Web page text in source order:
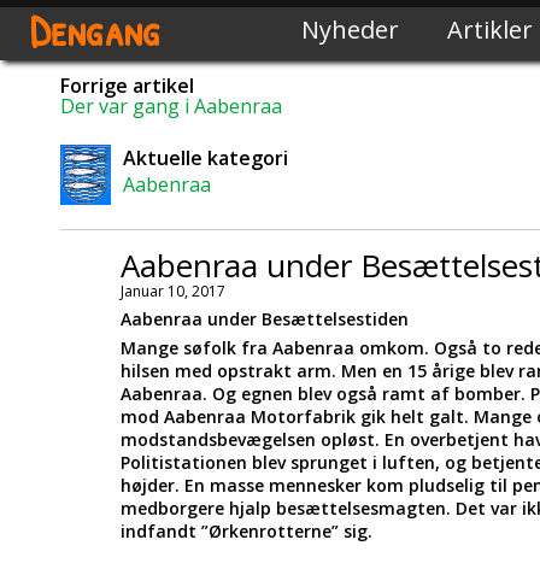
Dengang Nyheder Artikler
Forrige artikel
Der var gang i Aabenraa
Aktuelle kategori
Aabenraa
Aabenraa under
Januar 10, 2017
Aabenraa under Besættelsestiden
Mange søfolk fra Aabenraa omkom. Også to
hilsen med opstrakt arm. Men en 15 årige blev
Aabenraa. Og egnen blev også ramt af bomber.
mod Aabenraa Motorfabrik gik helt galt. Mange
modstandsbevægelsen opløst. En overbetjent
Politistationen blev sprunget i luften, og
højder. En masse mennesker kom pludselig til
medborgere hjalp besættelsesmagten. Det var
indfandt ”Ørkenrotterne” sig.